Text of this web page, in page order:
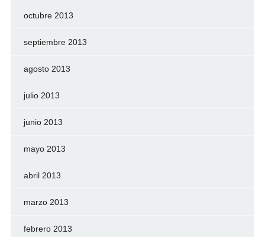
octubre 2013
septiembre 2013
agosto 2013
julio 2013
junio 2013
mayo 2013
abril 2013
marzo 2013
febrero 2013